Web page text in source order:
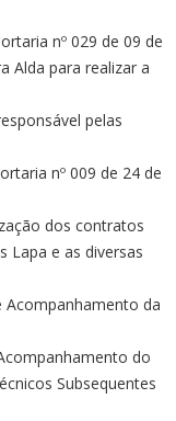
nº 029 de 09 de
Alda para realizar a
pelas
nº 009 de 24 de
dos contratos
Lapa e as diversas
Acompanhamento da
do
Subsequentes